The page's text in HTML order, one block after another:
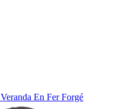
Veranda En Fer Forgé